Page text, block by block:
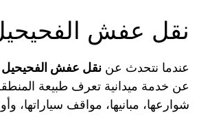
نقل عفش
عندما نتحدث عن نقل عفش الفحيحيل
عن خدمة ميدانية تعرف طبيعة
شوارعها، مبانيها، مواقف سياراتها،